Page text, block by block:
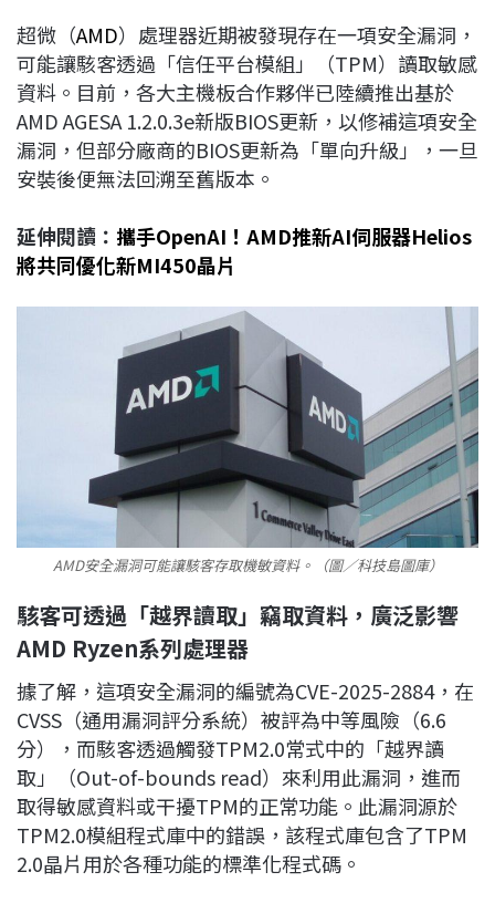
b
o
o
k
a
d
s
e
d
I
n
L
i
n
k
超微（AMD）處理器近期被發現存在一項安全漏洞，
可能讓駭客透過「信任平台模組」（TPM）讀取敏感
資料。目前，各大主機板合作夥伴已陸續推出基於
AMD AGESA 1.2.0.3e新版BIOS更新，以修補這項安全
漏洞，但部分廠商的BIOS更新為「單向升級」，一旦
安裝後便無法回溯至舊版本。
延伸閱讀： 攜手OpenAI！AMD推新AI伺服器Helios
將共同優化新MI450晶片
AMD安全漏洞可能讓駭客存取機敏資料。（圖／科技島圖庫）
駭客可透過「越界讀取」竊取資料，廣泛影響
AMD Ryzen系列處理器
據了解，這項安全漏洞的編號為CVE-2025-2884，在
CVSS（通用漏洞評分系統）被評為中等風險（6.6
分），而駭客透過觸發TPM2.0常式中的「越界讀
取」（Out-of-bounds read）來利用此漏洞，進而
取得敏感資料或干擾TPM的正常功能。此漏洞源於
TPM2.0模組程式庫中的錯誤，該程式庫包含了TPM
2.0晶片用於各種功能的標準化程式碼。